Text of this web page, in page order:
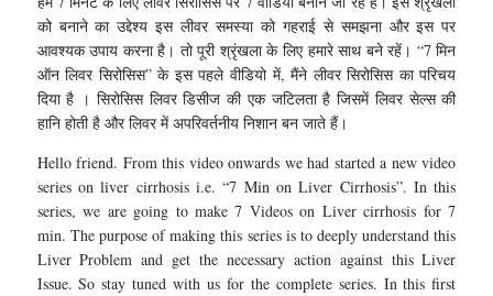
को बनाने का उद्देश्य इस लीवर समस्या को गहराई से समझना और इस पर
आवश्यक उपाय करना है। तो पूरी श्रृंखला के लिए हमारे साथ बने रहें। “7 मिन
ऑन लिवर सिरोसिस” के इस पहले वीडियो में, मैंने लीवर सिरोसिस का परिचय
दिया है । सिरोसिस लिवर डिसीज की एक जटिलता है जिसमें लिवर सेल्स की
हानि होती है और लिवर में अपरिवर्तनीय निशान बन जाते हैं।
Hello friend. From this video onwards we had started a new video
series on liver cirrhosis i.e. “7 Min on Liver Cirrhosis”. In this
series, we are going to make 7 Videos on Liver cirrhosis for 7
min. The purpose of making this series is to deeply understand this
Liver Problem and get the necessary action against this Liver
Issue. So stay tuned with us for the complete series. In this first